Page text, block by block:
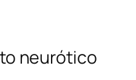
neurótico